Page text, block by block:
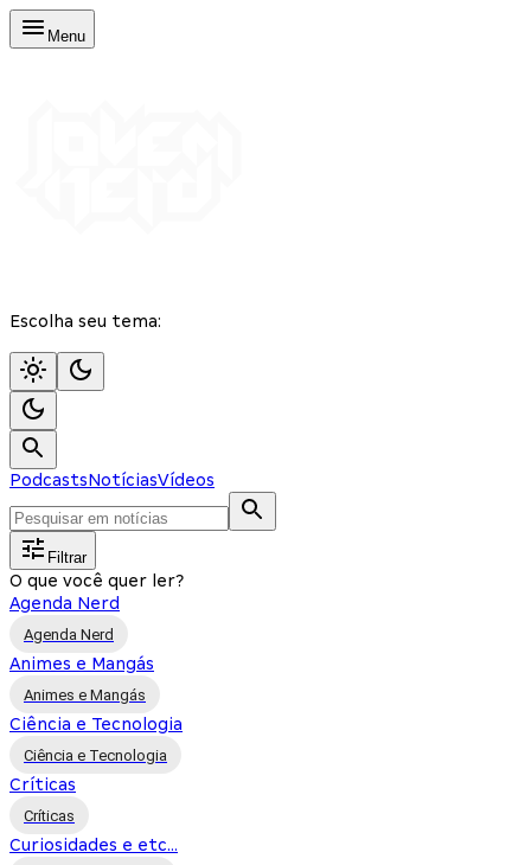
Menu
Escolha seu tema:
PodcastsNotíciasVídeos
Filtrar
O que você quer ler?
Agenda Nerd
Agenda Nerd
Animes e Mangás
Animes e Mangás
Ciência e Tecnologia
Ciência e Tecnologia
Críticas
Críticas
Curiosidades e etc...